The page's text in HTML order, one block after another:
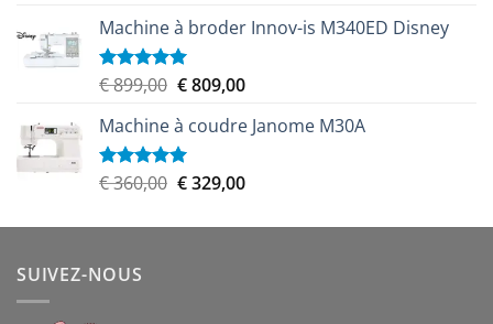
Machine à broder Innov-is M340ED Disney
Note5.00
€899,00 Le
initial
était :
€ 899,00.
€809,00Le
actuel
€ 809,00.
Machine à coudre Janome M30A
Note5.00
€360,00 Le
initial
€329,00Le
actuel
SUIVEZ-NOUS